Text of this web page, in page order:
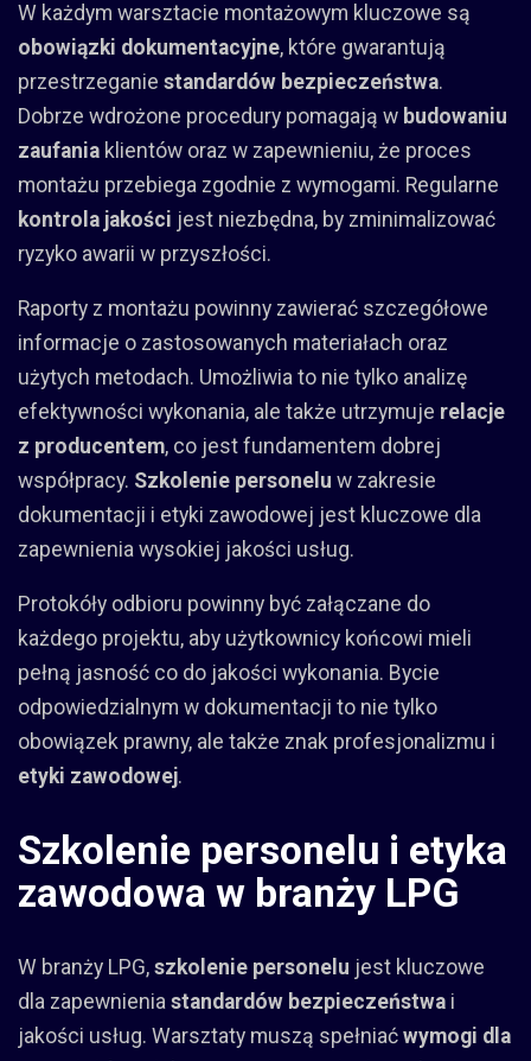
W każdym warsztacie montażowym kluczowe są
obowiązki dokumentacyjne, które gwarantują
przestrzeganie standardów bezpieczeństwa.
Dobrze wdrożone procedury pomagają w budowaniu
zaufania klientów oraz w zapewnieniu, że proces
montażu przebiega zgodnie z wymogami. Regularne
kontrola jakości jest niezbędna, by zminimalizować
ryzyko awarii w przyszłości.
Raporty z montażu powinny zawierać szczegółowe
informacje o zastosowanych materiałach oraz
użytych metodach. Umożliwia to nie tylko analizę
efektywności wykonania, ale także utrzymuje relacje
z producentem, co jest fundamentem dobrej
współpracy. Szkolenie personelu w zakresie
dokumentacji i etyki zawodowej jest kluczowe dla
zapewnienia wysokiej jakości usług.
Protokóły odbioru powinny być załączane do
każdego projektu, aby użytkownicy końcowi mieli
pełną jasność co do jakości wykonania. Bycie
odpowiedzialnym w dokumentacji to nie tylko
obowiązek prawny, ale także znak profesjonalizmu i
etyki zawodowej.
Szkolenie personelu i etyka
zawodowa w branży LPG
W branży LPG, szkolenie personelu jest kluczowe
dla zapewnienia standardów bezpieczeństwa i
jakości usług. Warsztaty muszą spełniać wymogi dla